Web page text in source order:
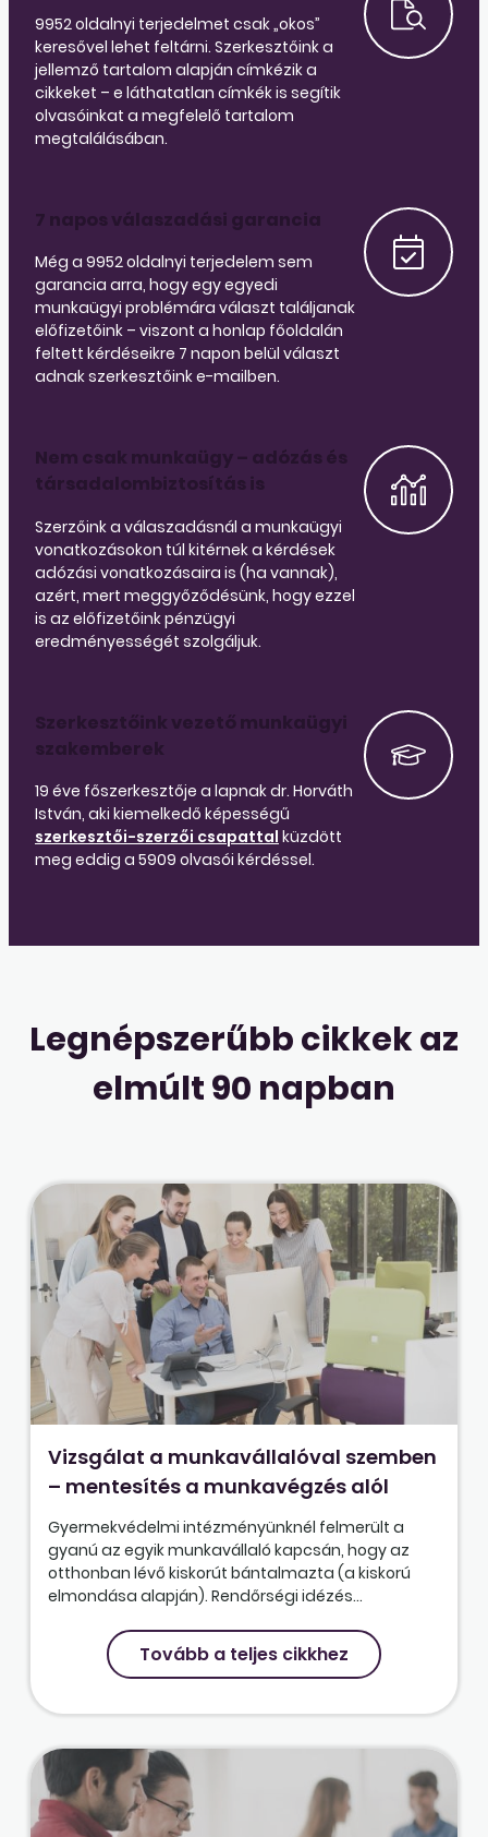
9952 oldalnyi terjedelmet csak „okos”
keresővel lehet feltárni. Szerkesztőink a
jellemző tartalom alapján címkézik a
cikkeket – e láthatatlan címkék is segítik
olvasóinkat a megfelelő tartalom
megtalálásában.
7 napos válaszadási garancia
Még a 9952 oldalnyi terjedelem sem
garancia arra, hogy egy egyedi
munkaügyi problémára választ találjanak
előfizetőink – viszont a honlap főoldalán
feltett kérdéseikre 7 napon belül választ
adnak szerkesztőink e-mailben.
Nem csak munkaügy – adózás és
társadalombiztosítás is
Szerzőink a válaszadásnál a munkaügyi
vonatkozásokon túl kitérnek a kérdések
adózási vonatkozásaira is (ha vannak),
azért, mert meggyőződésünk, hogy ezzel
is az előfizetőink pénzügyi
eredményességét szolgáljuk.
Szerkesztőink vezető munkaügyi
szakemberek
19 éve főszerkesztője a lapnak dr. Horváth
István, aki kiemelkedő képességű
szerkesztői-szerzői csapattal küzdött
meg eddig a 5909 olvasói kérdéssel.
Legnépszerűbb cikkek az
elmúlt 90 napban
Vizsgálat a munkavállalóval szemben
– mentesítés a munkavégzés alól
Gyermekvédelmi intézményünknél felmerült a
gyanú az egyik munkavállaló kapcsán, hogy az
otthonban lévő kiskorút bántalmazta (a kiskorú
elmondása alapján). Rendőrségi idézés...
Tovább a teljes cikkhez